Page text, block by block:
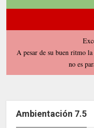
A pesar de su buen ritmo
no es
Ambientación 7.5